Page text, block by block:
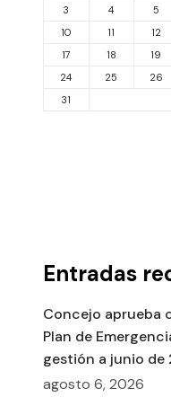
3
4 5
10
11 12
17
18 19
24
25 26
31
Entradas
Concejo aprueba
Plan de
gestión a junio de
agosto 6, 2026